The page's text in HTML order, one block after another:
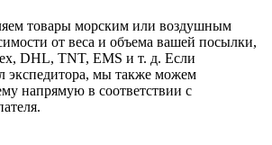
товары морским или воздушным
от веса и объема вашей посылки,
DHL, TNT, EMS и т. д. Если
экспедитора, мы также можем
напрямую в соответствии с